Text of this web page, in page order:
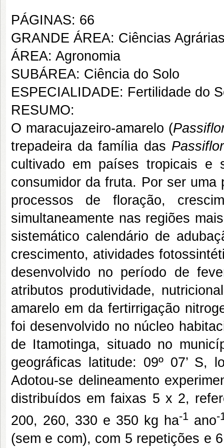
PÁGINAS: 66
GRANDE ÁREA: Ciências
ÁREA: Agronomia
SUBÁREA: Ciência do Solo
ESPECIALIDADE: Fertilidade do
RESUMO:
O maracujazeiro-amarelo (
trepadeira da família das
cultivado em países tropicais e
consumidor da fruta. Por ser
processos de floração,
simultaneamente nas regiões
sistemático calendário de
crescimento, atividades
desenvolvido no período de
atributos produtividade,
amarelo em da fertirrigação
foi desenvolvido no núcleo
de Itamotinga, situado no
geográficas latitude: 09º 07’ S,
Adotou-se delineamento
distribuídos em faixas 5 x 2,
200, 260, 330 e 350 kg ha-1 ano-
(sem e com), com 5 repetições e